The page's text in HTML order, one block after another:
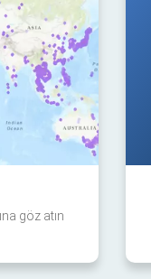
göz atın